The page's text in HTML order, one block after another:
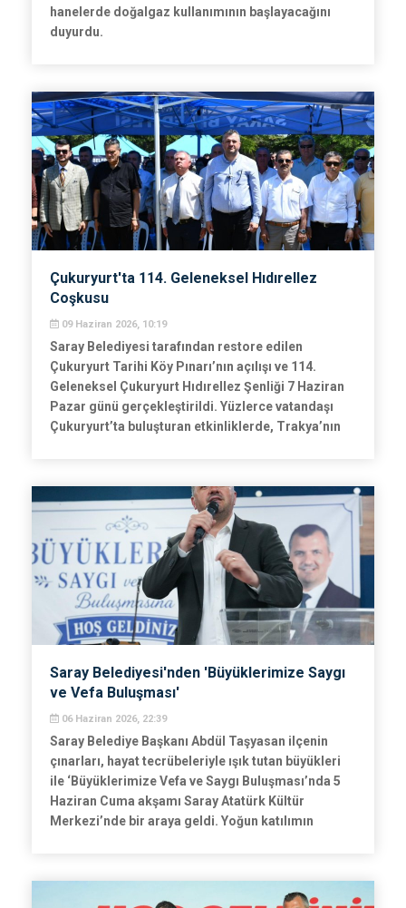
hanelerde doğalgaz kullanımının başlayacağını
duyurdu.
Çukuryurt'ta 114. Geleneksel Hıdırellez
Coşkusu
09 Haziran 2026, 10:19
Saray Belediyesi tarafından restore edilen
Çukuryurt Tarihi Köy Pınarı’nın açılışı ve 114.
Geleneksel Çukuryurt Hıdırellez Şenliği 7 Haziran
Pazar günü gerçekleştirildi. Yüzlerce vatandaşı
Çukuryurt’ta buluşturan etkinliklerde, Trakya’nın
Saray Belediyesi'nden 'Büyüklerimize Saygı
ve Vefa Buluşması'
06 Haziran 2026, 22:39
Saray Belediye Başkanı Abdül Taşyasan ilçenin
çınarları, hayat tecrübeleriyle ışık tutan büyükleri
ile ‘Büyüklerimize Vefa ve Saygı Buluşması’nda 5
Haziran Cuma akşamı Saray Atatürk Kültür
Merkezi’nde bir araya geldi. Yoğun katılımın